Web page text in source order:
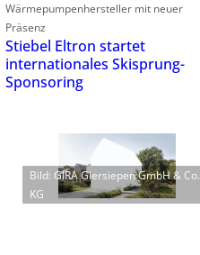
Wärmepumpenhersteller mit neuer
Präsenz
Stiebel Eltron startet
internationales Skisprung-
Sponsoring
Bild: GIRA Giersiepen GmbH & Co.
KG